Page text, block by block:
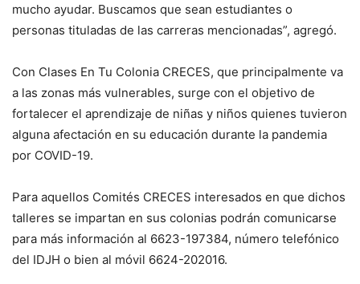
mucho ayudar. Buscamos que sean estudiantes o
personas tituladas de las carreras mencionadas”, agregó.
Con Clases En Tu Colonia CRECES, que principalmente va
a las zonas más vulnerables, surge con el objetivo de
fortalecer el aprendizaje de niñas y niños quienes tuvieron
alguna afectación en su educación durante la pandemia
por COVID-19.
Para aquellos Comités CRECES interesados en que dichos
talleres se impartan en sus colonias podrán comunicarse
para más información al 6623-197384, número telefónico
del IDJH o bien al móvil 6624-202016.